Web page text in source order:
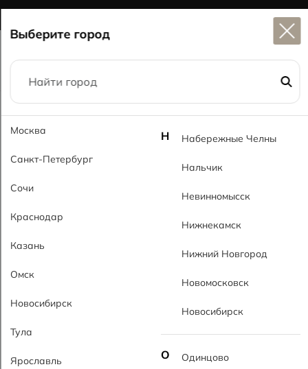
Главная Каталог
60x120
Конкрет темный 6048 SHG Concret Dark 6048 SHG
Выберите город
Москва
Санкт-Петербург
Сочи
Краснодар
Казань
Омск
Новосибирск
Тула
Ярославль
Н Набережные Челны
Нальчик
Невинномысск
Нижнекамск
Нижний Новгород
Новомосковск
Новосибирск
О Одинцово